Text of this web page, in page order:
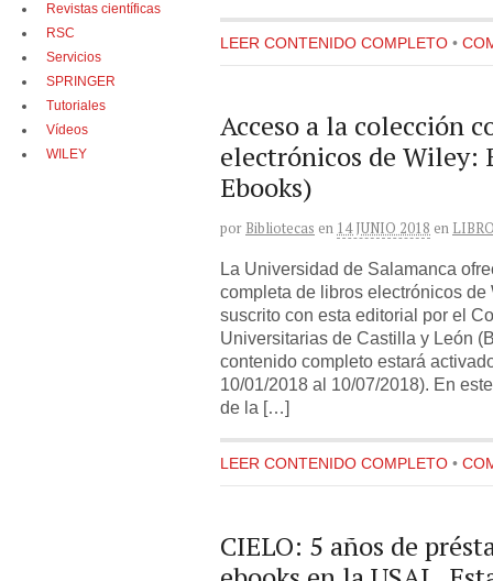
LEER CONTENIDO COMPLETO •
Acceso a la colección
electrónicos de Wiley:
Ebooks)
por Bibliotecas en 14 JUNIO 2018 en
La Universidad de Salamanca
completa de libros electrónicos
suscrito con esta editorial por el
Universitarias de Castilla y León
contenido completo estará
10/01/2018 al 10/07/2018). En
de la […]
LEER CONTENIDO COMPLETO •
CIELO: 5 años de
Revistas científicas
RSC
Servicios
SPRINGER
Tutoriales
Vídeos
WILEY